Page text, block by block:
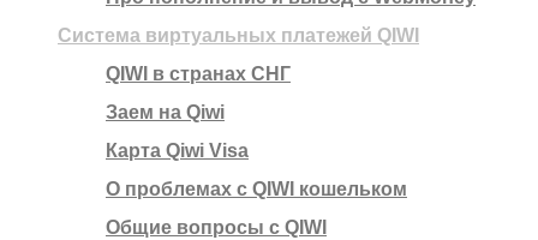
Система виртуальных платежей QIWI
QIWI в странах СНГ
Заем на Qiwi
Карта Qiwi Visa
О проблемах с QIWI кошельком
Общие вопросы с QIWI